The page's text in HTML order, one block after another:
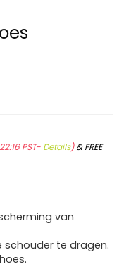
PST- Details)&FREE
van
schouder te dragen.